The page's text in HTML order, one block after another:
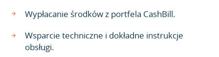
Wypłacanie środków z portfela CashBill.
Wsparcie techniczne i dokładne instrukcje
obsługi.